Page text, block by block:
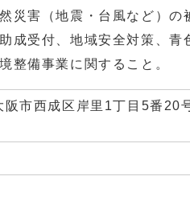
災害（地震・台風など）の
成受付、地域安全対策、青
整備事業に関すること。
市西成区岸里1丁目5番20